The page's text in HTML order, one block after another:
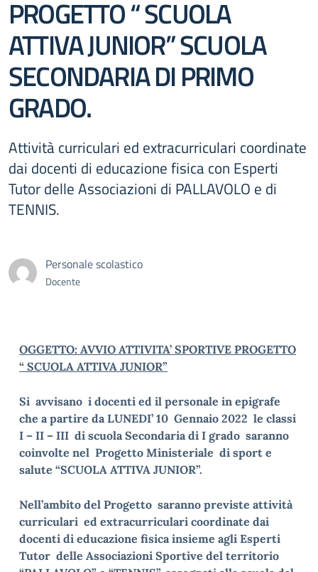
PROGETTO “ SCUOLA
ATTIVA JUNIOR” SCUOLA
SECONDARIA DI PRIMO
GRADO.
Attività curriculari ed extracurriculari coordinate
dai docenti di educazione fisica con Esperti
Tutor delle Associazioni di PALLAVOLO e di
TENNIS.
Personale scolastico
Docente
OGGETTO: AVVIO ATTIVITA’ SPORTIVE PROGETTO
“ SCUOLA ATTIVA JUNIOR”
Si avvisano i docenti ed il personale in epigrafe
che a partire da LUNEDI’ 10 Gennaio 2022 le classi
I – II – III di scuola Secondaria di I grado saranno
coinvolte nel Progetto Ministeriale di sport e
salute “SCUOLA ATTIVA JUNIOR”.
Nell’ambito del Progetto saranno previste attività
curriculari ed extracurriculari coordinate dai
docenti di educazione fisica insieme agli Esperti
Tutor delle Associazioni Sportive del territorio